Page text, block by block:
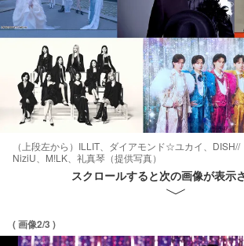
（上段左から）ILLIT、ダイアモンド☆ユカイ、DISH//
NiziU、M!LK、礼真琴（提供写真）
スクロールすると次の画像が表示
( 画像2/3 )